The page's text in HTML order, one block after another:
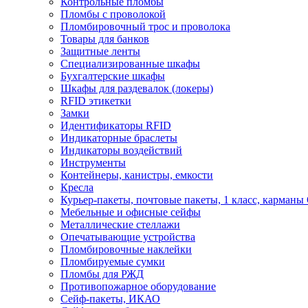
Пломбы с проволокой
Пломбировочный трос и проволока
Товары для банков
Защитные ленты
Cпециализированные шкафы
Бухгалтерские шкафы
Шкафы для раздевалок (локеры)
RFID этикетки
Замки
Идентификаторы RFID
Индикаторные браслеты
Индикаторы воздействий
Инструменты
Контейнеры, канистры, емкости
Кресла
Курьер-пакеты, почтовые пакеты, 1 класс,
Мебельные и офисные сейфы
Металлические стеллажи
Опечатывающие устройства
Пломбировочные наклейки
Пломбируемые сумки
Пломбы для РЖД
Противопожарное оборудование
Сейф-пакеты, ИКАО